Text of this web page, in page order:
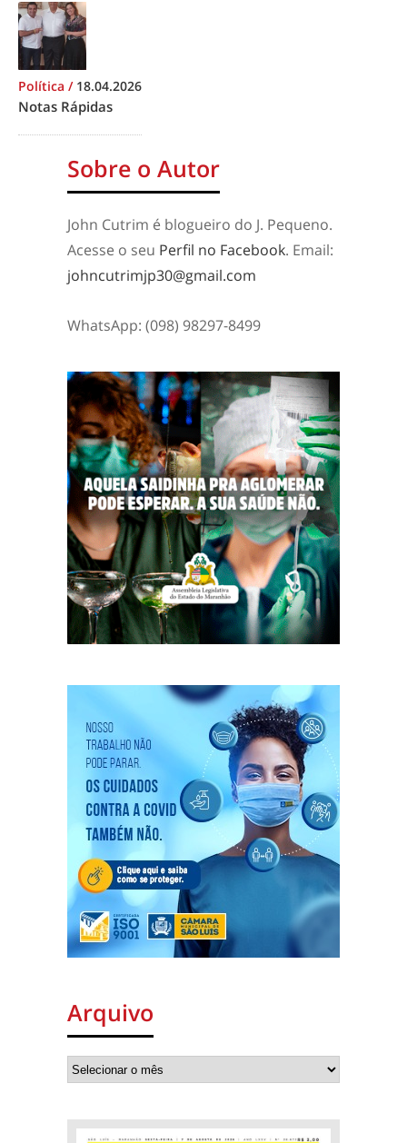
Política / 18.04.2026
Notas Rápidas
Sobre o Autor
John Cutrim é blogueiro do J. Pequeno.
Acesse o seu Perfil no Facebook. Email:
johncutrimjp30@gmail.com
WhatsApp: (098) 98297-8499
Arquivo